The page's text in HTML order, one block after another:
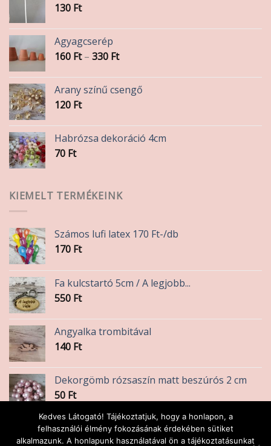
130 Ft
Agyagcserép
160 Ft – 330 FtÁrtartomány:
-
330 Ft
Arany színű csengő
120 Ft
Habrózsa dekoráció 4cm
70 Ft
KIEMELT TERMÉKEINK
Számos lufi latex 170 Ft-/db
170 Ft
Fa kulcstartó 5cm / A legjobb...
550 Ft
Angyalka trombitával
140 Ft
Dekorgömb rózsaszín matt beszúrós 2 cm
50 Ft
Karácsonyi fa figura 7cm
450 Ft
Kedves Látogató! Tájékoztatjuk, hogy a honlapon, a
felhasználói élmény fokozásának érdekében sütiket
alkalmazunk. A honlapunk használatával ön a tájékoztatásunkat